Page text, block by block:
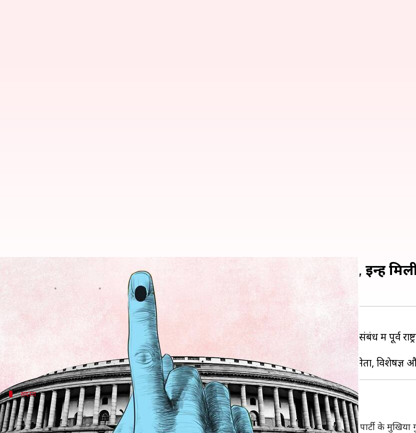
'एक देश, एक चुनाव' पर 8 सदस्यीय समिति के सदस्यों का ऐलान, इन्हें
आबिद खान 07:29 pm
एक देश, एक चुनाव
' पर केंद्र सरकार तेजी से आगे बढ़ती दिख रही है। 1 सितंबर को सरकार ने इस संबंध में पूर्व
अब सरकार ने अधिसूचना जारी कर समिति के सदस्यों के नाम की घोषणा भी कर दी है।
सदस्य
समिति में किन-किन लोगों को मिली जगह?
समिति में केंद्रीय गृह मंत्रीअमित शाह , लोकसभा में कांग्रेस के नेताअधीर रंजन चौधरी, डेमोक्रेटिक आजाद पार्टी के